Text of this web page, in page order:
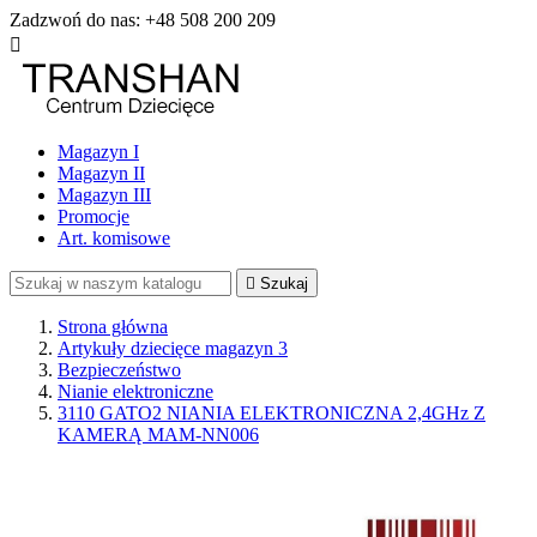
Zadzwoń do nas: +48 508 200 209

Magazyn I
Magazyn II
Magazyn III
Promocje
Art. komisowe
 Szukaj
Strona główna
Artykuły dziecięce magazyn 3
Bezpieczeństwo
Nianie elektroniczne
3110 GATO2 NIANIA ELEKTRONICZNA 2,4GHz Z
KAMERĄ MAM-NN006